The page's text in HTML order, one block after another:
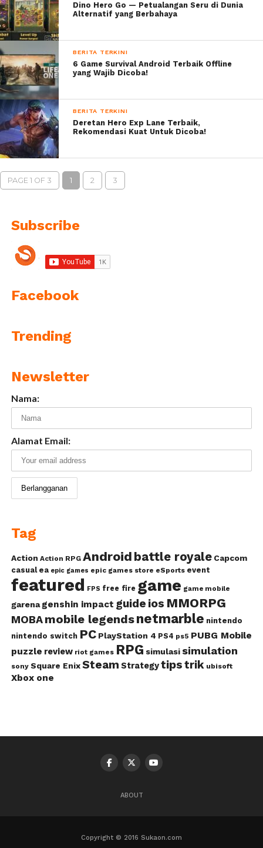
Dino Hero Go — Petualangan Seru di Dunia
Alternatif yang Berbahaya
BERITA TERKINI
6 Game Survival Android Terbaik Offline
yang Wajib Dicoba!
BERITA TERKINI
Deretan Hero Exp Lane Terbaik,
Rekomendasi Kuat Untuk Dicoba!
PAGE 1 OF 3 1 2 3
Subscribe
Facebook
Trending
Newsletter
Nama:
Alamat Email:
Tag
Action Action RPG Android battle royale Capcom
casual ea epic games epic games store eSports event
featured FPS free fire game game mobile
garena genshin impact guide ios MMORPG
MOBA mobile legendsnetmarble nintendo
nintendo switch PC PlayStation 4 PS4 ps5 PUBG Mobile
puzzle review riot games RPG simulasi simulation
sony Square Enix Steam Strategytipstrik ubisoft
Xbox one
ABOUT
Copyright © 2016 Sukaon.com